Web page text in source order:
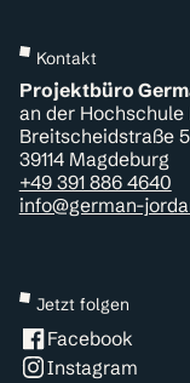
Kontakt
Projektbüro
an der
Breitscheidstraße
39114 Magdeburg
+49 391 886 4640
info@german-
Jetzt folgen
Facebook
Instagram